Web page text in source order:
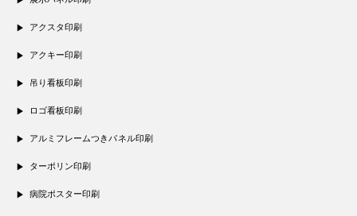
アクスタ印刷
アクキー印刷
吊り看板印刷
ロゴ看板印刷
アルミフレームつきパネル印刷
ターポリン印刷
病院ポスター印刷